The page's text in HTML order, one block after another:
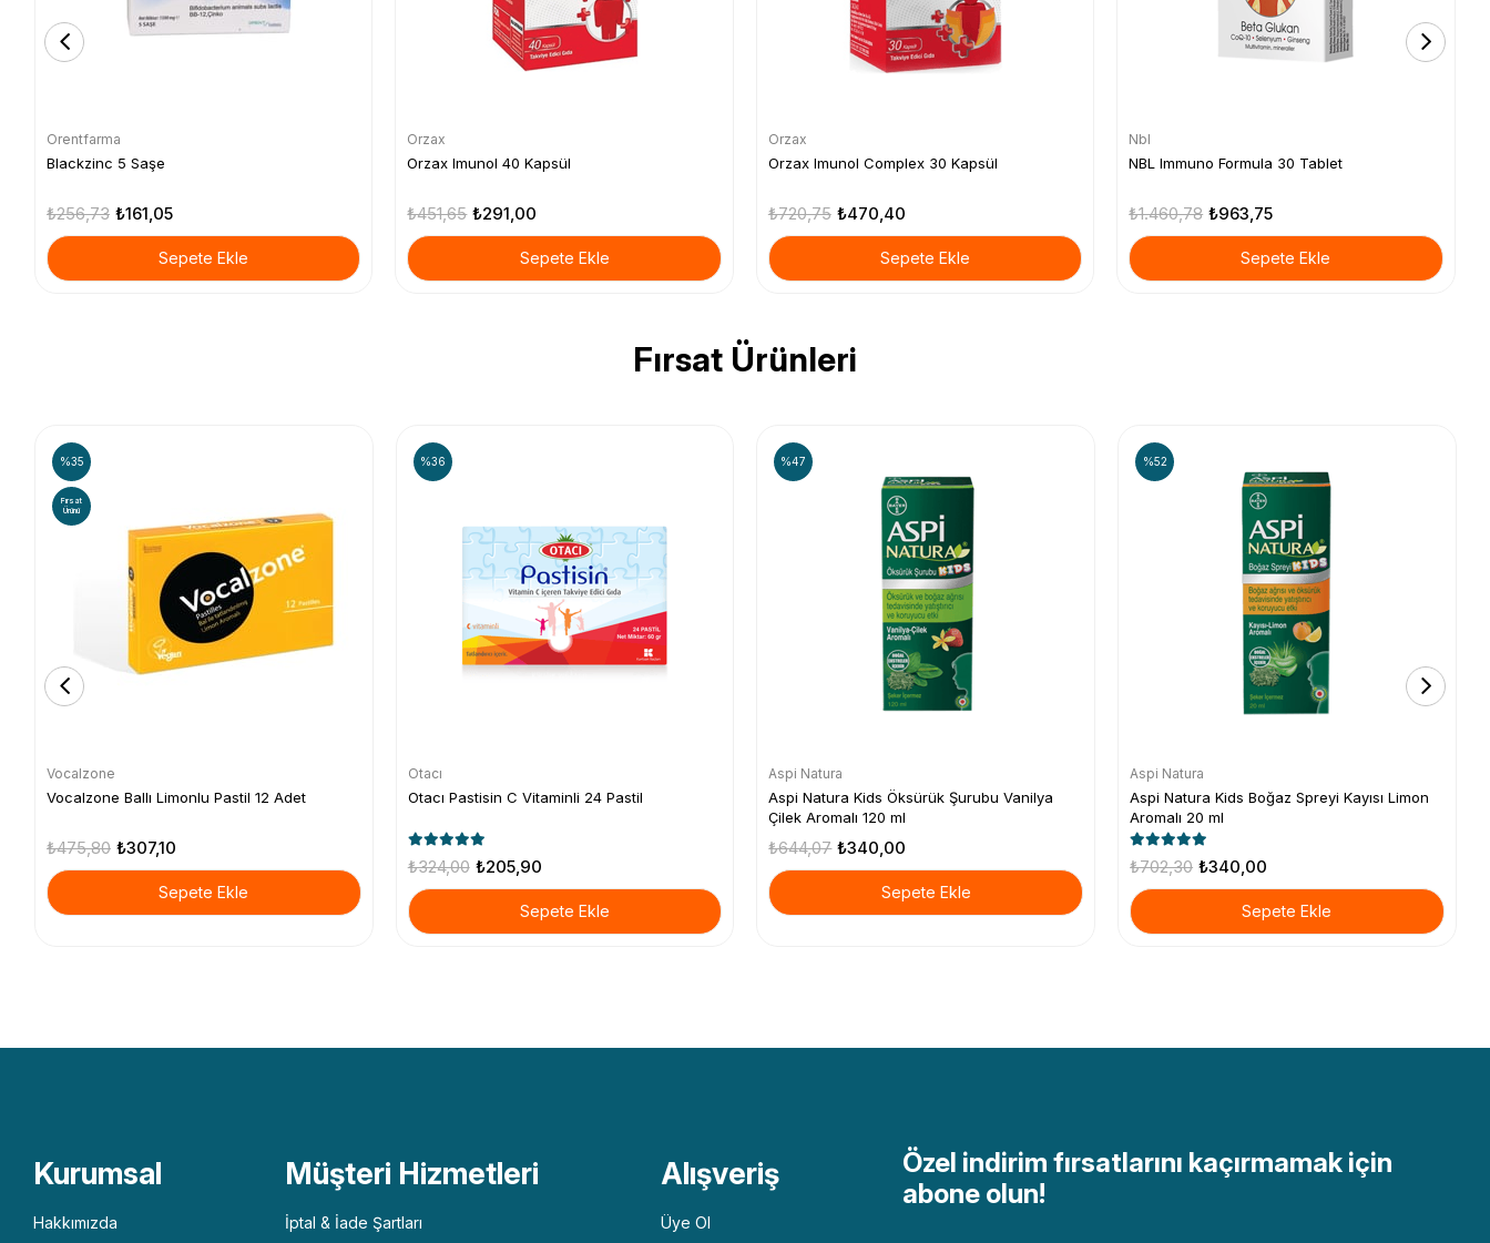
Orentfarma
Blackzinc 5 Saşe
₺161,05
₺256,73
Sepete Ekle
Orzax
Orzax Imunol 40 Kapsül
₺291,00
₺451,65
Sepete Ekle
Orzax
Orzax Imunol Complex 30 Kapsül
₺470,40
₺720,75
Sepete Ekle
Nbl
NBL Immuno Formula 30 Tablet
₺963,75
₺1.460,78
Sepete Ekle
Fırsat Ürünleri
Vocalzone
Vocalzone Ballı Limonlu Pastil 12 Adet
₺307,10
₺475,80
Sepete Ekle
%35
Fırsat
Ürünü
Otacı
Otacı Pastisin C Vitaminli 24 Pastil
₺205,90
₺324,00
Sepete Ekle
%36
Aspi Natura
Aspi Natura Kids Öksürük Şurubu Vanilya
Çilek Aromalı 120 ml
₺340,00
₺644,07
Sepete Ekle
%47
Aspi Natura
Aspi Natura Kids Boğaz Spreyi Kayısı Limon
Aromalı 20 ml
₺340,00
₺702,30
Sepete Ekle
%52
Kurumsal
Hakkımızda
Müşteri Hizmetleri
İptal & İade Şartları
Alışveriş
Üye Ol
Özel indirim fırsatlarını kaçırmamak için
abone olun!